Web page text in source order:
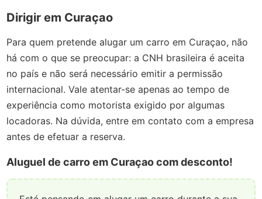
Dirigir em Curaçao
Para quem pretende alugar um carro em Curaçao, não
há com o que se preocupar: a CNH brasileira é aceita
no país e não será necessário emitir a permissão
internacional. Vale atentar-se apenas ao tempo de
experiência como motorista exigido por algumas
locadoras. Na dúvida, entre em contato com a empresa
antes de efetuar a reserva.
Aluguel de carro em Curaçao com desconto!